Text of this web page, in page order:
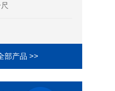
部产品 >>